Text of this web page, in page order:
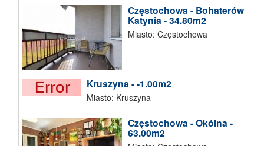
Częstochowa - Bohaterów
Katynia - 34.80m2
Miasto: Częstochowa
Kruszyna - -1.00m2
Miasto: Kruszyna
Częstochowa - Okólna -
63.00m2